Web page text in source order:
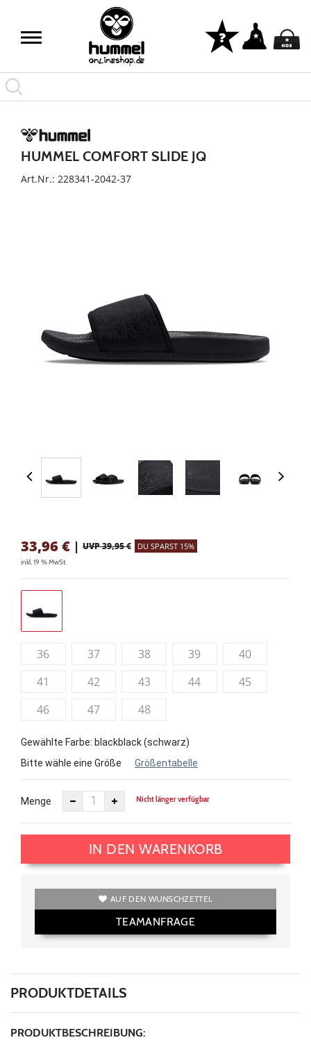
HUMMEL COMFORT SLIDE JQ
Art.Nr.: 228341-2042-37
33,96 € | UVP 39,95 € DU SPARST 15%
inkl. 19 % MwSt.
36 37 38 39
40
41
42 43 44
45
46
47 48
Gewählte Farbe: blackblack (schwarz)
Bitte wähle eine Größe
Größentabelle
Menge Nicht länger verfügbar
IN DEN WARENKORB
AUF DEN WUNSCHZETTEL
TEAMANFRAGE
PRODUKTDETAILS
PRODUKTBESCHREIBUNG: